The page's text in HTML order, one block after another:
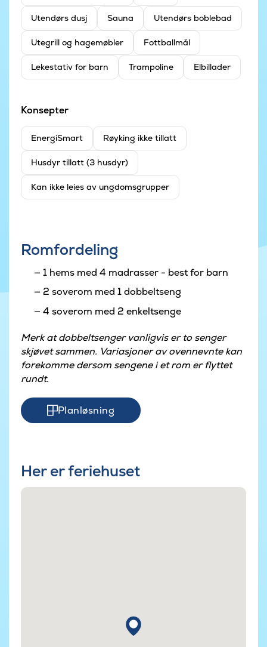
Utendørs dusj Sauna Utendørs boblebad
Utegrill og hagemøbler Fottballmål
Lekestativ for barn Trampoline Elbillader
Konsepter
EnergiSmart Røyking ikke tillatt
Husdyr tillatt (3 husdyr)
Kan ikke leies av ungdomsgrupper
Romfordeling
1 hems med 4 madrasser - best for barn
2 soverom med 1 dobbeltseng
4 soverom med 2 enkeltsenge
Merk at dobbeltsenger vanligvis er to senger
skjøvet sammen. Variasjoner av ovennevnte kan
forekomme dersom sengene i et rom er flyttet
rundt.
Planløsning
Her er feriehuset